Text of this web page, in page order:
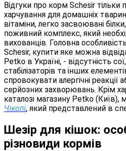
Відгуки про корм Schesir тільки
харчування для домашніх
вітаміни, легко засвоювані
поживний комплекс, який
вихованців. Головна
Schesir, купити яке можна
Petko в Україні, - відсутність
стабілізаторів та інших
спровокувати алергічні реакції
серйозних захворювань. Крім
каталозі магазину Petko (Київ),
Чікопі, який представлений в
Шезір для кішок:
різновиди кормів